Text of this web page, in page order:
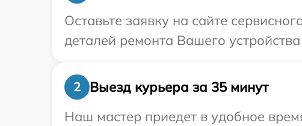
Оставьте заявку на сайте
деталей ремонта Вашего
2
Выезд курьера за 35 минут
Наш мастер приедет в удобное